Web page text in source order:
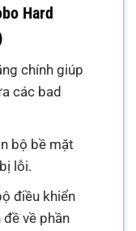
Hard
chính giúp
các bad
bộ bề mặt
lỗi.
điều khiển
về phần